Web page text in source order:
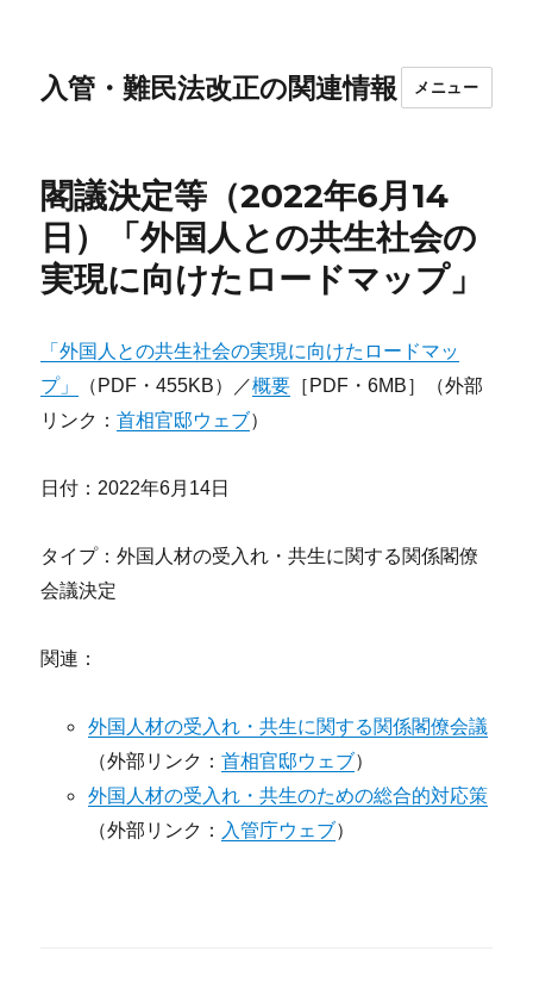
入管・難民法改正の関連情報 メニュー
閣議決定等（2022年6月14
日）「外国人との共生社会の
実現に向けたロードマップ」
「外国人との共生社会の実現に向けたロードマッ
プ」
（PDF・455KB）／概要 ［PDF・6MB］（外部
リンク：首相官邸ウェブ）
日付：2022年6月14日
タイプ：外国人材の受入れ・共生に関する関係閣僚
会議決定
関連：
外国人材の受入れ・共生に関する関係閣僚会議
（外部リンク：首相官邸ウェブ）
外国人材の受入れ・共生のための総合的対応策
（外部リンク： 入管庁ウェブ）